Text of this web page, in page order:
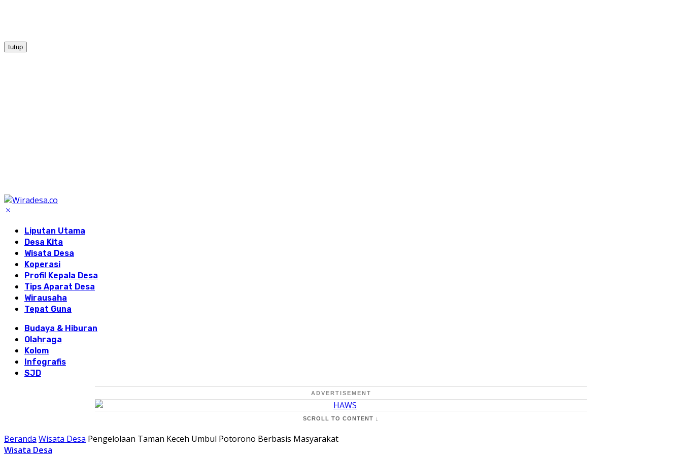
tutup
Liputan Utama
Desa Kita
Wisata Desa
Koperasi
Profil Kepala Desa
Tips Aparat Desa
Wirausaha
Tepat Guna
Budaya & Hiburan
Olahraga
Kolom
Infografis
SJD
ADVERTISEMENT
SCROLL TO CONTENT ↓
Beranda Wisata Desa Pengelolaan Taman Keceh Umbul Potorono Berbasis Masyarakat
Wisata Desa